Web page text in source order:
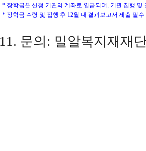
* 장학금은 신청 기관의 계좌로 입금되며, 기관 집행 및
* 장학금 수령 및 집행 후 12월 내 결과보고서 제출 필수
11. 문의: 밀알복지재재